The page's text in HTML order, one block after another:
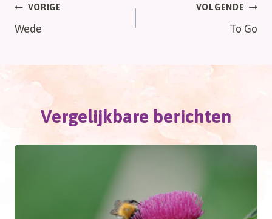
Bericht
navigatie
VORIGE
Wede
VOLGENDE
To Go
Vergelijkbare berichten